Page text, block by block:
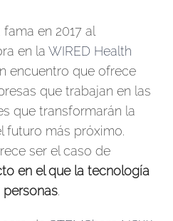
en 2017 al
en la WIRED Health
encuentro que ofrece
que trabajan en las
que transformarán la
futuro más próximo.
ser el caso de
en el que la tecnología
personas.